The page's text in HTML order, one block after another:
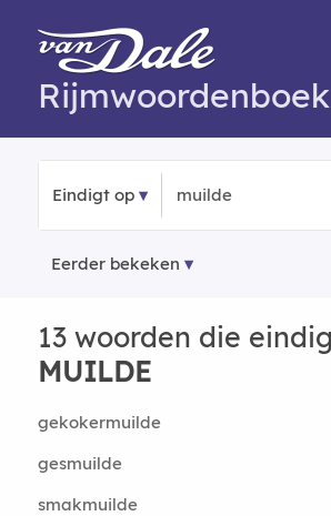
Rijmwoordenboek
Eindigt op
Eerder bekeken
13 woorden die
MUILDE
gekokermuilde
gesmuilde
smakmuilde